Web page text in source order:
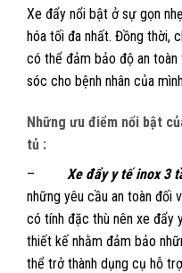
Xe đẩy nổi bật ở sự gọn
hóa tối đa nhất. Đồng thời,
có thể đảm bảo độ an
sóc cho bệnh nhân của
Những ưu điểm nổi bật
tủ :
– Xe đẩy y tế inox 3
những yêu cầu an toàn đối
có tính đặc thù nên xe
thiết kế nhằm đảm bảo
thể trở thành dụng cụ hỗ